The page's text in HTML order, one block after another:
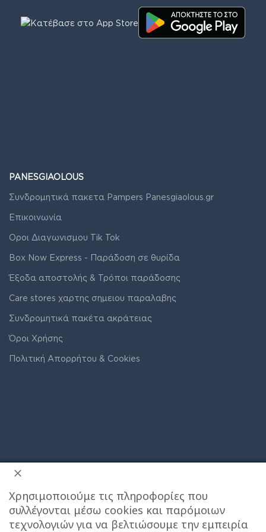
PANESGIAOLOUS
Συνδρομητικά πακετα Pampers Panesgiaolous.gr
Επικοινωνία
Οροι Διαγωνισμου Tik Tok
Box Now Express - Παράδοση σε θυρίδα
Έξοδα αποστολής & Τρόποι παράδοσης
Care stores χαρτης σημειου παραλαβης
Συνδρομητικά πακέτα ακράτειας
Όροι Χρήσης
Πολιτική Απορρήτου & Cookies
ΔΙΕΥΘΥΝΣΗ ΚΑΤΑΣΤΗΜΑΤΟΣ
Χρησιμοποιούμε τις πληροφορίες που
συλλέγονται μέσω cookies και παρόμοιων
τεχνολογιών για να βελτιώσουμε την εμπειρία